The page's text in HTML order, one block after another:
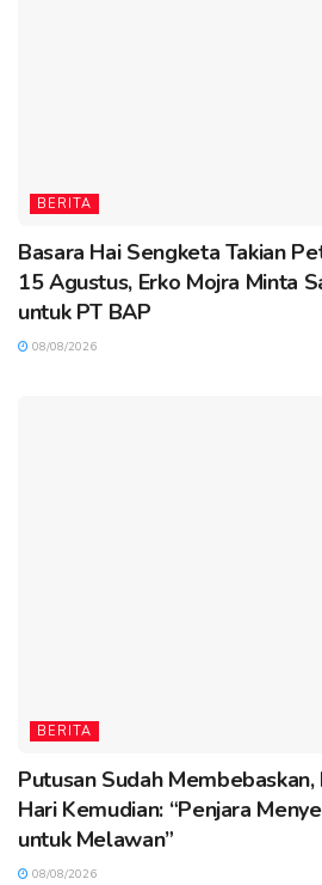
BERITA
Basara Hai Sengketa Takian
15 Agustus, Erko Mojra Minta
untuk PT BAP
08/08/2026
BERITA
Putusan Sudah
Hari Kemudian: “Penjara
untuk Melawan”
08/08/2026